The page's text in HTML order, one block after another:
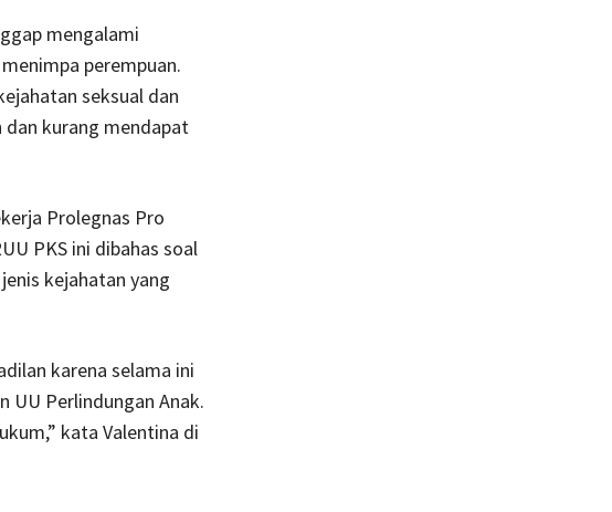
mengalami
perempuan.
seksual dan
dan kurang mendapat
Prolegnas Pro
PKS ini dibahas soal
kejahatan yang
karena selama ini
UU Perlindungan Anak.
kata Valentina di